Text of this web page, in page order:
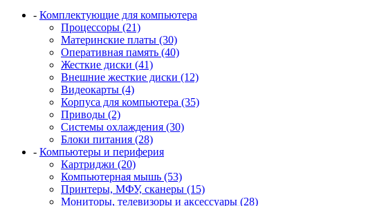
- Комплектующие для компьютера
Процессоры (21)
Материнские платы (30)
Оперативная память (40)
Жесткие диски (41)
Внешние жесткие диски (12)
Видеокарты (4)
Корпуса для компьютера (35)
Приводы (2)
Системы охлаждения (30)
Блоки питания (28)
- Компьютеры и периферия
Картриджи (20)
Компьютерная мышь (53)
Принтеры, МФУ, сканеры (15)
Мониторы, телевизоры и аксессуары (28)